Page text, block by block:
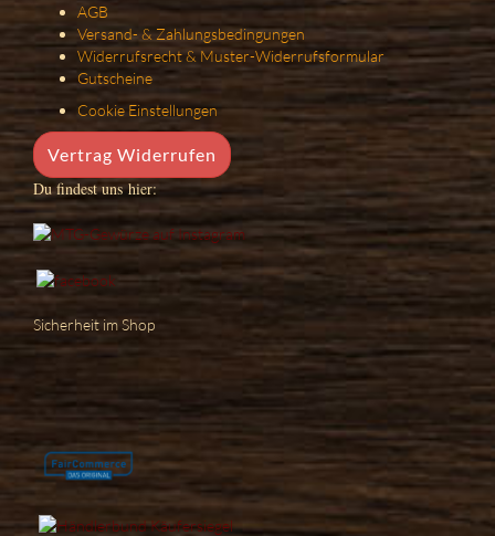
AGB
Versand- & Zahlungsbedingungen
Widerrufsrecht & Muster-Widerrufsformular
Gutscheine
Cookie Einstellungen
Vertrag Widerrufen
Du findest uns hier:
Sicherheit im Shop
Wenn deine Gewürztüten leer sind sei bitte so nett und wirf sie